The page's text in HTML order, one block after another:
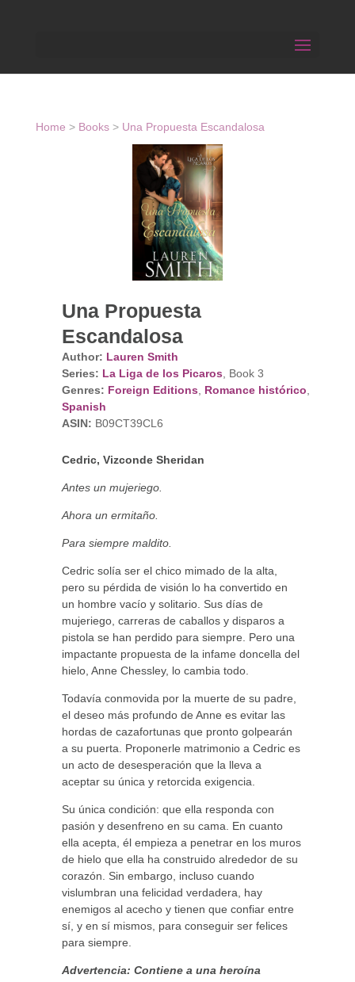
Home > Books> Una Propuesta Escandalosa
Una Propuesta
Escandalosa
Author: Lauren Smith
Series: La Liga de los Picaros , Book 3
Genres: Foreign Editions Romance histórico
Spanish
ASIN: B09CT39CL6
Cedric, Vizconde Sheridan
Antes un mujeriego.
Ahora un ermitaño.
Para siempre maldito.
Cedric solía ser el chico mimado de la alta,
pero su pérdida de visión lo ha convertido en
un hombre vacío y solitario. Sus días de
mujeriego, carreras de caballos y disparos a
pistola se han perdido para siempre. Pero una
impactante propuesta de la infame doncella del
hielo, Anne Chessley, lo cambia todo.
Todavía conmovida por la muerte de su padre,
el deseo más profundo de Anne es evitar las
hordas de cazafortunas que pronto golpearán
a su puerta. Proponerle matrimonio a Cedric es
un acto de desesperación que la lleva a
aceptar su única y retorcida exigencia.
Su única condición: que ella responda con
pasión y desenfreno en su cama. En cuanto
ella acepta, él empieza a penetrar en los muros
de hielo que ella ha construido alrededor de su
corazón. Sin embargo, incluso cuando
vislumbran una felicidad verdadera, hay
enemigos al acecho y tienen que confiar entre
sí, y en sí mismos, para conseguir ser felices
para siempre.
Advertencia: Contiene a una heroína